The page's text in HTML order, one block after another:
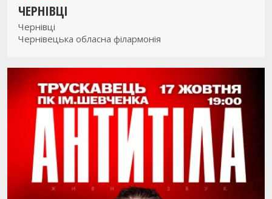
ЧЕРНІВЦІ
Чернівці
Чернівецька обласна філармонія